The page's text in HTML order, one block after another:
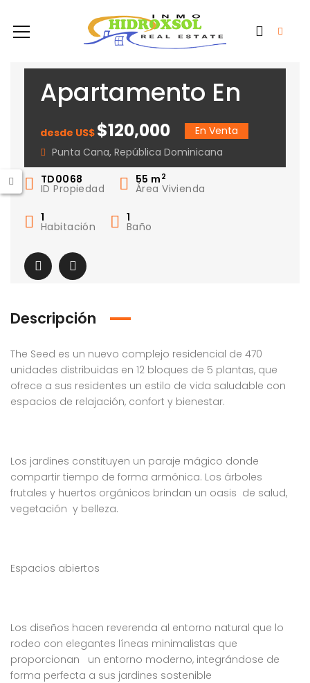
Apartamento En
Punta Cana
desde US$ $120,000
En Venta
Punta Cana, República Dominicana
TD0068
ID Propiedad
55 m 2
Área Vivienda
1
Habitación
1
Baño
Descripción
The Seed es un nuevo complejo residencial de 470
unidades distribuidas en 12 bloques de 5 plantas, que
ofrece a sus residentes un estilo de vida saludable con
espacios de relajación, confort y bienestar.
Los jardines constituyen un paraje mágico donde
compartir tiempo de forma armónica. Los árboles
frutales y huertos orgánicos brindan un oasis de salud,
vegetación y belleza.
Espacios abiertos
Los diseños hacen reverenda al entorno natural que lo
rodeo con elegantes líneas minimalistas que
proporcionan un entorno moderno, integrándose de
forma perfecta a sus jardines sostenible
Don Paco III, Santo Domingo Este, República Dominicana
RD$ $10,000,000
Crisfer Punta Cana, Calle Edgar Allan Poe, Punta Cana, República Dominicana
RD$